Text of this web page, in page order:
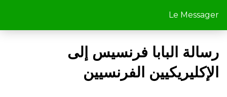
Le Messager
رسالة البابا فرنسيس إلى
الإكليريكيين الفرنسيين